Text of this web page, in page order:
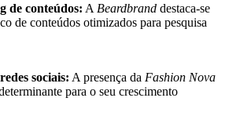
de conteúdos: A Beardbrand destaca-se
de conteúdos otimizados para pesquisa
sociais: A presença da Fashion Nova
para o seu crescimento